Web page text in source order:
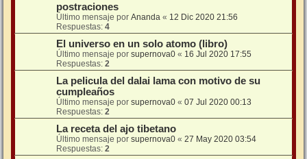
postraciones
Último mensaje por Ananda « 12 Dic 2020 21:56
Respuestas: 4
El universo en un solo atomo (libro)
Último mensaje por supernova0 « 16 Jul 2020 17:55
Respuestas: 2
La pelicula del dalai lama con motivo de su
cumpleaños
Último mensaje por supernova0 « 07 Jul 2020 00:13
Respuestas: 2
La receta del ajo tibetano
Último mensaje por supernova0 « 27 May 2020 03:54
Respuestas: 2